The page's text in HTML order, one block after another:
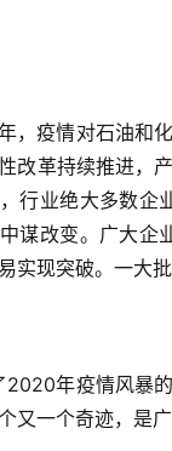
，疫情对石油和
改革持续推进，
行业绝大多数企
谋改变。广大企
实现突破。一大
2020年疫情风暴
又一个奇迹，是